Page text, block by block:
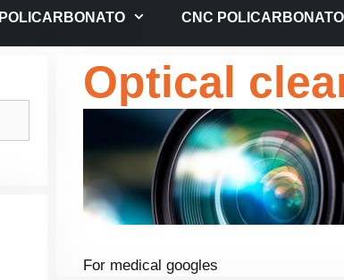
POLICARBONATO CNC POLICARBONATO
Optical
For medical googles